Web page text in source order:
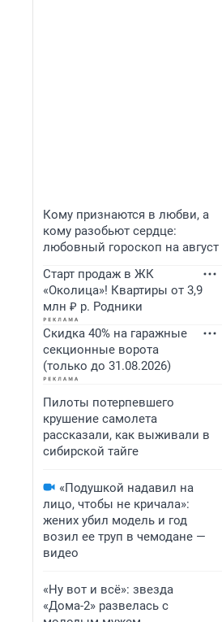
Кому признаются в любви, а
кому разобьют сердце:
любовный гороскоп на август
Старт продаж в ЖК
«Околица»! Квартиры от 3,9
млн ₽ р. Родники
Скидка 40% на гаражные
секционные ворота
(только до 31.08.2026)
Пилоты потерпевшего
крушение самолета
рассказали, как выживали в
сибирской тайге
«Подушкой надавил на
лицо, чтобы не кричала»:
жених убил модель и год
возил ее труп в чемодане —
видео
«Ну вот и всё»: звезда
«Дома-2» развелась с